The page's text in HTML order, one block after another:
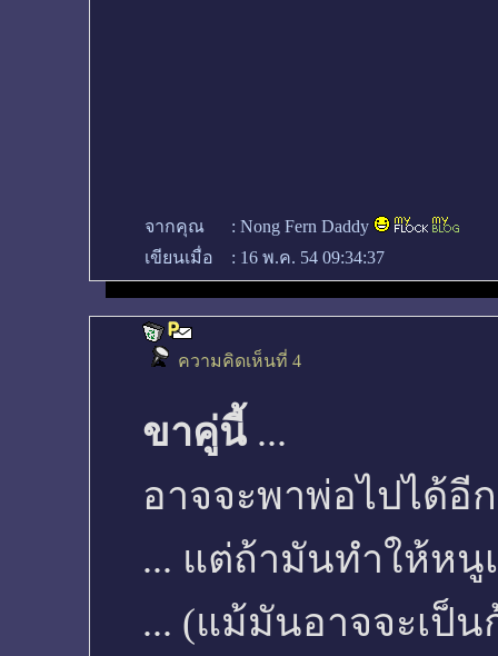
จากคุณ : Nong Fern Daddy
เขียนเมื่อ
: 16 พ.ค. 54 09:34:37
ความคิดเห็นที่ 4
ขาคู่นี้ ...
อาจจะพาพ่อไปได้อี
... แต่ถ้ามันทำให้หนู
... (แม้มันอาจจะเป็